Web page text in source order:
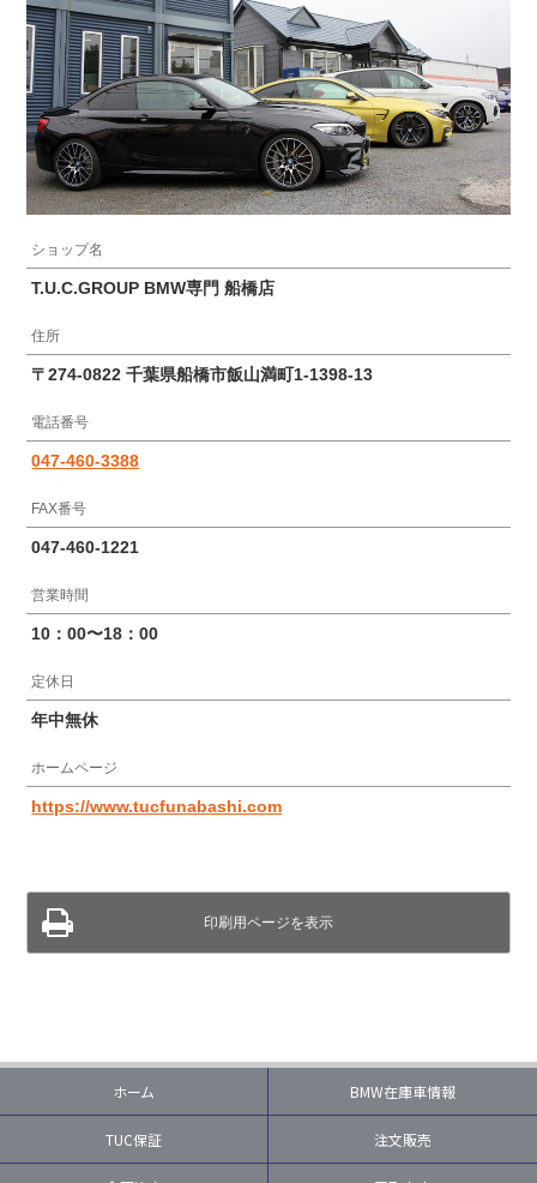
ショップ名
T.U.C.GROUP BMW専門 船橋店
住所
〒274-0822 千葉県船橋市飯山満町1-1398-13
電話番号
047-460-3388
FAX番号
047-460-1221
営業時間
10：00〜18：00
定休日
年中無休
ホームページ
https://www.tucfunabashi.com
印刷用ページを表示
ホーム BMW在庫車情報
TUC保証 注文販売